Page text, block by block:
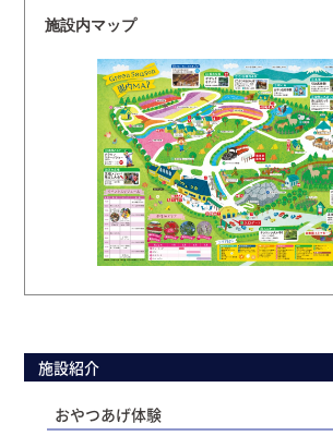
施設内マップ
施設紹介
おやつあげ体験